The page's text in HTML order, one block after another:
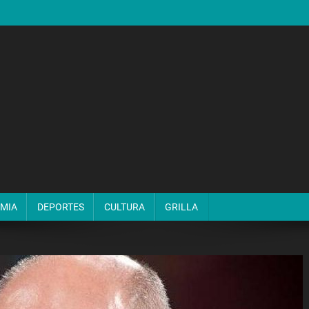
DEPORTES CULTURA GRILLA